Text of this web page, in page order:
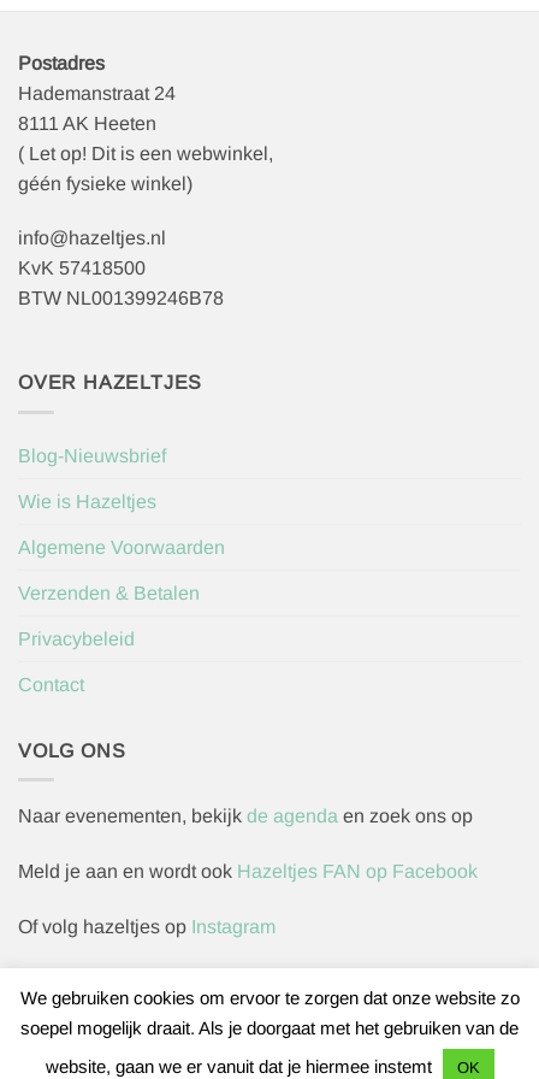
Postadres
Hademanstraat 24
8111 AK Heeten
( Let op! Dit is een webwinkel,
géén fysieke winkel)
info@hazeltjes.nl
KvK 57418500
BTW NL001399246B78
OVER HAZELTJES
Blog-Nieuwsbrief
Wie is Hazeltjes
Algemene Voorwaarden
Verzenden & Betalen
Privacybeleid
Contact
VOLG ONS
Naar evenementen, bekijk de agenda en zoek ons op
Meld je aan en wordt ook Hazeltjes FAN op Facebook
Of volg hazeltjes op Instagram
Herroepingsverzoek indienen
We gebruiken cookies om ervoor te zorgen dat onze website zo
soepel mogelijk draait. Als je doorgaat met het gebruiken van de
website, gaan we er vanuit dat je hiermee instemt
OK